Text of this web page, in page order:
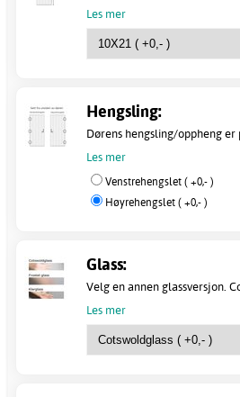
Les mer
Hengsling:
Dørens hengsling/oppheng er
Les mer
Venstrehengslet ( +0,- )
Høyrehengslet ( +0,- )
Glass:
Velg en annen glassversjon.
Les mer